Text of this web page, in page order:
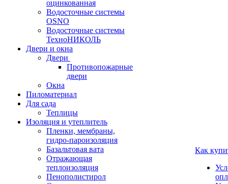
оцинкованная
Водосточные системы
OSNO
Водосточные системы
ТехноНИКОЛЬ
Двери и окна
Двери
Противопожарные
двери
Окна
Пиломатериал
Для сада
Теплицы
Изоляция и утеплитель
Пленки, мембраны,
гидро-пароизоляция
Базальтовая вата
Отражающая
теплоизоляция
Пенополистирол
Как